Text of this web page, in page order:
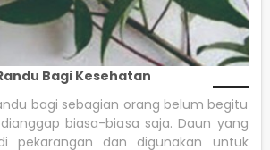
Bagi Kesehatan
bagi sebagian orang belum begitu
biasa-biasa saja. Daun yang
pekarangan dan digunakan untuk